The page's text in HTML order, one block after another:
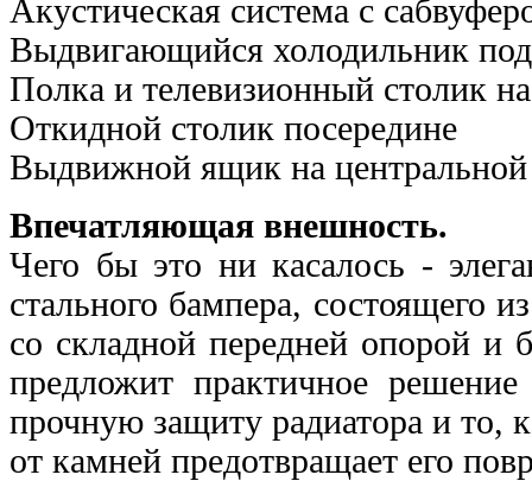
Акустическая система с
Выдвигающийся холодильник
Полка и телевизионный столик
Откидной столик посередине
Выдвижной ящик на центральной
Впечатляющая внешность.
Чего бы это ни касалось -
стального бампера, cостоящего
со складной передней опорой и
предложит практичное
прочную защиту радиатора и то,
от камней предотвращает его